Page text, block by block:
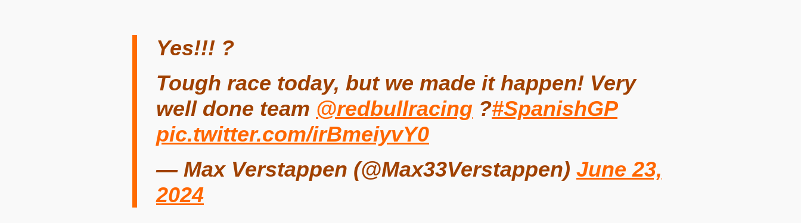
Yes!!! ?
Tough race today, but we made it happen! Very
well done team @redbullracing ?#SpanishGP
pic.twitter.com/irBmeiyvY0
— Max Verstappen (@Max33Verstappen) June 23,
2024